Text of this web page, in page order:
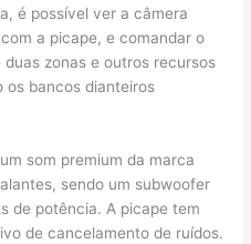
é possível ver a câmera
a picape, e comandar o
zonas e outros recursos
bancos dianteiros
som premium da marca
sendo um subwoofer
de potência. A picape tem
de cancelamento de ruídos.